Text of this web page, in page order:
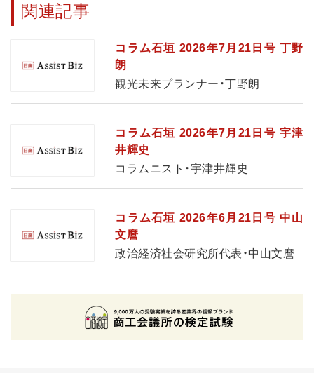
関連記事
コラム石垣 2026年7月21日号 丁野
朗
観光未来プランナー・丁野朗
コラム石垣 2026年7月21日号 宇津
井輝史
コラムニスト・宇津井輝史
コラム石垣 2026年6月21日号 中山
文麿
政治経済社会研究所代表・中山文麿